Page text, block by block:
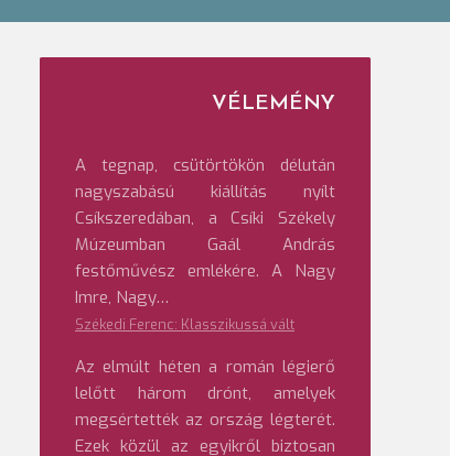
VÉLEMÉNY
A tegnap, csütörtökön délután
nagyszabású kiállítás nyílt
Csíkszeredában, a Csíki Székely
Múzeumban Gaál András
festőművész emlékére. A Nagy
Imre, Nagy…
Székedi Ferenc: Klasszikussá vált
Az elmúlt héten a román légierő
lelőtt három drónt, amelyek
megsértették az ország légterét.
Ezek közül az egyikről biztosan